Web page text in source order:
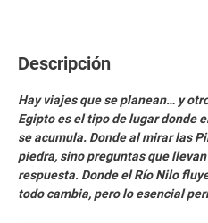
Descripción
Hay viajes que se planean… y
Egipto es el tipo de lugar donde
se acumula. Donde al mirar las
piedra, sino preguntas que
respuesta. Donde el Río Nilo
todo cambia, pero lo esencial